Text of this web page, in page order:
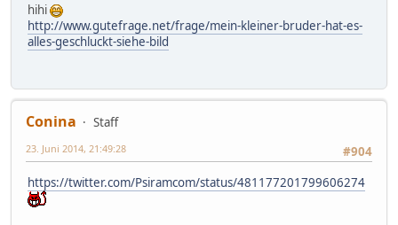
hihi
http://www.gutefrage.net/frage/mein-kleiner-bruder-hat-es-
alles-geschluckt-siehe-bild
Conina
Staff
#904
23. Juni 2014, 21:49:28
https://twitter.com/Psiramcom/status/481177201799606274